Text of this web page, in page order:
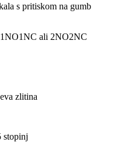
s pritiskom na gumb
ali 2NO2NC
zlitina
stopinj